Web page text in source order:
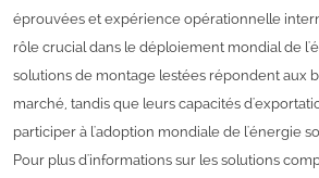
éprouvées et expérience opérationnelle
rôle crucial dans le déploiement mondial de
solutions de montage lestées répondent aux
marché, tandis que leurs capacités
participer à l'adoption mondiale de l'énergie
Pour plus d'informations sur les solutions